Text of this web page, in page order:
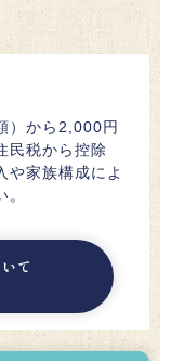
）から2,000円
民税から控除
や家族構成によ
て